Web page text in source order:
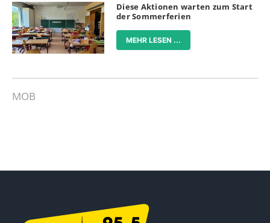
Diese Aktionen warten zum Start
der Sommerferien
MEHR LESEN ...
MOB